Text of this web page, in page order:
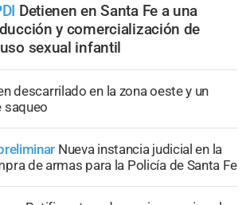
Detienen en Santa Fe a una
y comercialización de
sexual infantil
descarrilado en la zona oeste y un
saqueo
Nueva instancia judicial en la
de armas para la Policía de Santa Fe